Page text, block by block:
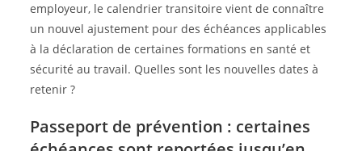
employeur, le calendrier transitoire vient de connaître
un nouvel ajustement pour des échéances applicables
à la déclaration de certaines formations en santé et
sécurité au travail. Quelles sont les nouvelles dates à
retenir ?
Passeport de prévention : certaines